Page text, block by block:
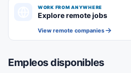
WORK FROM ANYWHERE
Explore remote jobs
View remote companies
Empleos disponibles